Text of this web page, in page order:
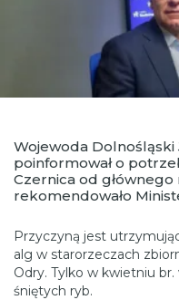
Wojewoda Dolnośląski
poinformował o
Czernica od
rekomendowało
Przyczyną jest
alg w starorzeczach
Odry. Tylko w kwietniu
śniętych ryb.